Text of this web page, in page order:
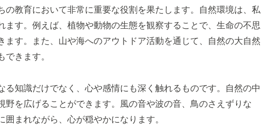
の教育において非常に重要な役割を果たします。自然環境は、私
ます。例えば、植物や動物の生態を観察することで、生命の不思
ます。また、山や海へのアウトドア活動を通じて、自然の大自然
きます。
る知識だけでなく、心や感情にも深く触れるものです。自然の中
野を広げることができます。風の音や波の音、鳥のさえずりな
囲まれながら、心が穏やかになります。